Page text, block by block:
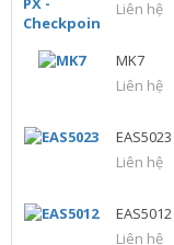
Liên hệ
MK7
Liên hệ
EAS5023
Liên hệ
EAS5012
Liên hệ